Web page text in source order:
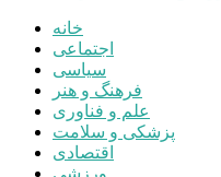
خانه
اجتماعی
سیاسی
فرهنگ و هنر
علم و فناوری
پزشکی و سلامت
اقتصادی
ورزشی